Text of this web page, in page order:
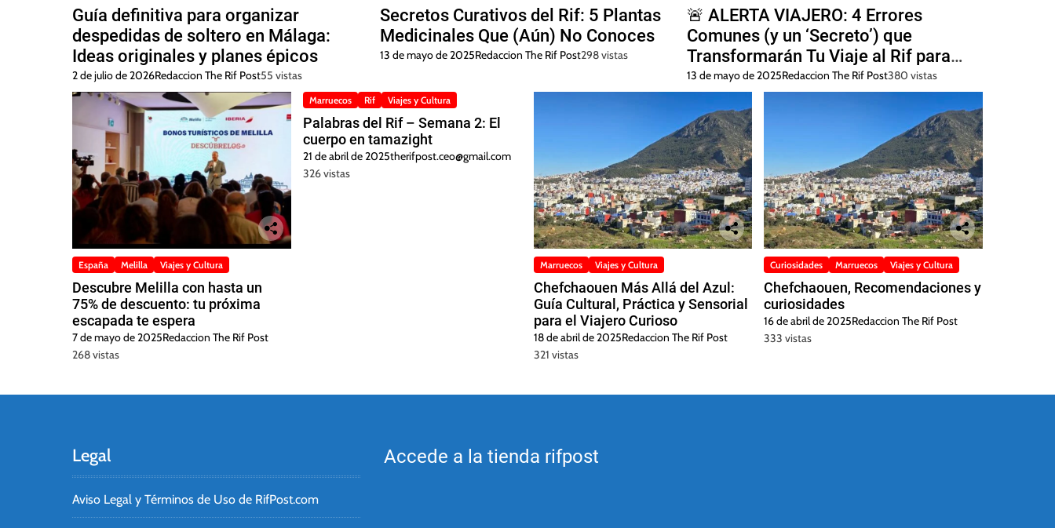
Guía definitiva para organizar
despedidas de soltero en Málaga:
Ideas originales y planes épicos
2 de julio de 2026Redaccion The Rif Post55 vistas
Secretos Curativos del Rif: 5 Plantas
Medicinales Que (Aún) No Conoces
13 de mayo de 2025Redaccion The Rif Post298 vistas
🚨 ALERTA VIAJERO: 4 Errores
Comunes (y un ‘Secreto’) que
Transformarán Tu Viaje al Rif para
Siempre 🚨
13 de mayo de 2025Redaccion The Rif Post380 vistas
España Melilla Viajes y Cultura
Descubre Melilla con hasta un
75% de descuento: tu próxima
escapada te espera
7 de mayo de 2025Redaccion The Rif Post
268 vistas
Marruecos Rif Viajes y Cultura
Palabras del Rif – Semana 2: El
cuerpo en tamazight
21 de abril de 2025therifpost.ceo@gmail.com
326 vistas
Marruecos Viajes y Cultura
Chefchaouen Más Allá del Azul:
Guía Cultural, Práctica y Sensorial
para el Viajero Curioso
18 de abril de 2025Redaccion The Rif Post
321 vistas
Curiosidades Marruecos Viajes y Cultura
Chefchaouen, Recomendaciones y
curiosidades
16 de abril de 2025Redaccion The Rif Post
333 vistas
Legal
Aviso Legal y Términos de Uso de RifPost.com
Accede a la tienda rifpost